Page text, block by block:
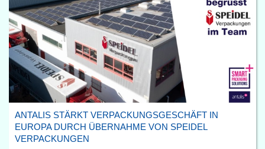
ANTALIS STÄRKT VERPACKUNGSGESCHÄFT IN
EUROPA DURCH ÜBERNAHME VON SPEIDEL
VERPACKUNGEN